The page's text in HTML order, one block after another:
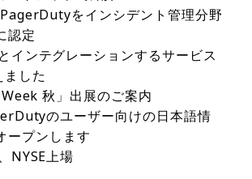
のインシデントを作成できるよう
により、問題解決までの時間を短縮
デントが重大な運用障害にエスカ
を防げる。本機能は、管理者による
環境の連携設定のみで使用可
者向けに、PagerDuty登録外のユー
シデント作成の可否、インシデント
サービス指定などの設定を実施す
、それが企業の優先事項や運用ニ
い場合がある。こうした整合性の欠
トの統合がうまくいかない、ある
、他のチームの作業を増やすことに
ある。一方、過度に慎重なリーダ
可能性がある。意思決定を遅らせ
略を待ったり、全ての疑問が解決さ
にしたりすることで、「シャドー
、企業をリスクにさらす可能性があ
名：PagerDuty Japan Community
日時：2025年9月3日（水）17:0
：＆BIZ conference 東京ミッドタ
（東京都中央区八重洲2-2-1 東京
洲 八重洲セントラルタワー 7
Japan Community参加お
ちらのフォームのお問い合わせ内容
を記入して送信してください。出
をインシデント管理分野
認定
インテグレーションするサービス
した
秋」出展のご案内
のユーザー向けの日本語情
ープンします
NYSE上場